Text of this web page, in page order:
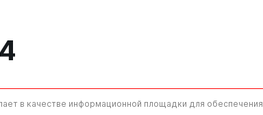
в качестве информационной площадки для обеспечения